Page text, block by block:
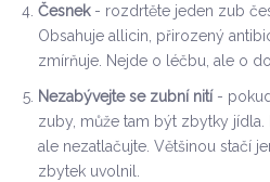
Česnek- rozdrtěte jeden zub
Obsahuje allicin, přirozený
zmírňuje. Nejde o léčbu, ale o
Nezabývejte se zubní nití -
zuby, může tam být zbytky jídla.
ale nezatlačujte. Většinou stačí
zbytek uvolnil.